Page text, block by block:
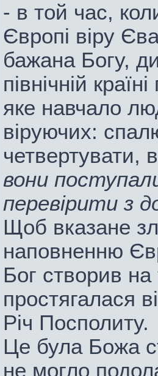
- в той час,
Європі віру
бажана Богу,
північній
яке навчало
віруючих:
четвертувати,
вони
перевірити з
Щоб вказане
наповненню
Бог створив на
простягалася
Річ Посполиту.
Це була Божа
не могло